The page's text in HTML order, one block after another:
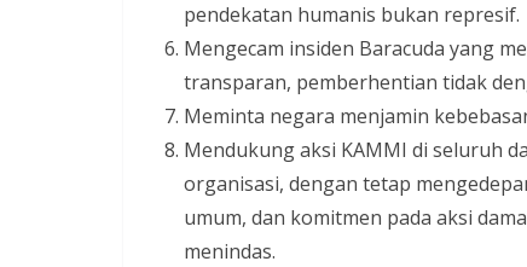
pendekatan humanis bukan represif.
Mengecam insiden Baracuda yang
transparan, pemberhentian tidak
Meminta negara menjamin
Mendukung aksi KAMMI di seluruh
organisasi, dengan tetap
umum, dan komitmen pada aksi
menindas.